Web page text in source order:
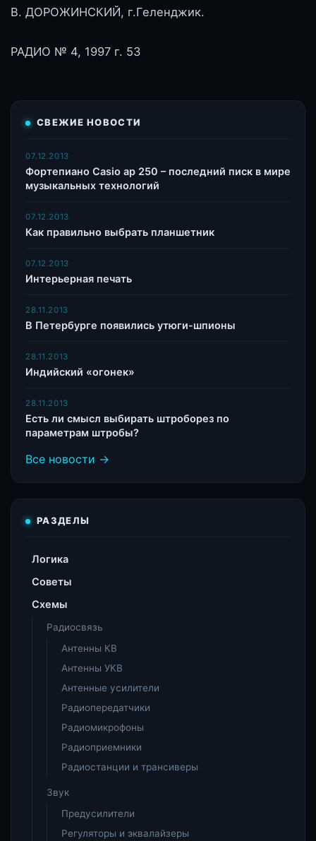
В. ДОРОЖИНСКИЙ, г.Геленджик.
РАДИО № 4, 1997 г. 53
СВЕЖИЕ НОВОСТИ
07.12.2013
Фортепиано Casio ap 250 – последний писк в мире
музыкальных технологий
07.12.2013
Как правильно выбрать планшетник
07.12.2013
Интерьерная печать
28.11.2013
В Петербурге появились утюги-шпионы
28.11.2013
Индийский «огонек»
28.11.2013
Есть ли смысл выбирать штроборез по
параметрам штробы?
Все новости →
РАЗДЕЛЫ
Логика
Советы
Схемы
Радиосвязь
Антенны КВ
Антенны УКВ
Антенные усилители
Радиопередатчики
Радиомикрофоны
Радиоприемники
Радиостанции и трансиверы
Звук
Предусилители
Регуляторы и эквалайзеры